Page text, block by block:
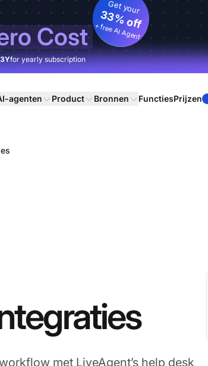
Cost
Get your
33% off
+ free AI Agent
for yearly subscription
agenten Product Bronnen FunctiesPrijzen
met LiveAgent’s help desk